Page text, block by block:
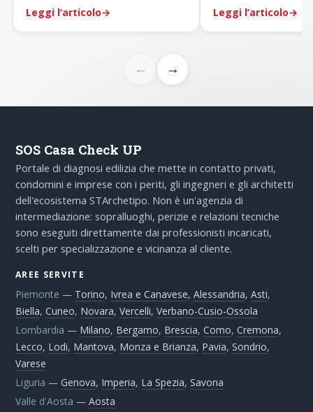
eseguito male problemi al tetto in
Leggi l’articolo→
Leggi l’articolo→
← →
SOS Casa Check UP
Portale di diagnosi edilizia che mette in contatto privati,
condomini e imprese con i periti, gli ingegneri e gli architetti
dell'ecosistema STArchetipo. Non è un'agenzia di
intermediazione: sopralluoghi, perizie e relazioni tecniche
sono eseguiti direttamente dai professionisti incaricati,
scelti per specializzazione e vicinanza al cliente.
AREE SERVITE
Piemonte — Torino, Ivrea e Canavese, Alessandria, Asti,
Biella, Cuneo, Novara, Vercelli, Verbano-Cusio-Ossola
Lombardia — Milano, Bergamo, Brescia, Como, Cremona,
Lecco, Lodi, Mantova, Monza e Brianza, Pavia, Sondrio,
Varese
Liguria — Genova, Imperia, La Spezia, Savona
Valle d'Aosta — Aosta